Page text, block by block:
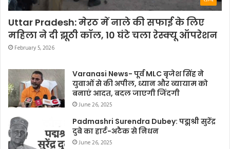
Uttar Pradesh: मेरठ में नाले की सफाई के लिए
महिला ने दी झूठी कॉल, 10 घंटे चला रेस्क्यू ऑपरेशन
February 5, 2026
Varanasi News- पूर्व MLC बृजेश सिंह ने
युवाओं से की अपील, ध्यान और व्यायाम को
बनाएं आदत, बदल जाएगी जिंदगी
June 26, 2025
Padmashri Surendra Dubey: पद्मश्री सुरेंद्र
दुबे का हार्ट-अटैक से निधन
June 26, 2025